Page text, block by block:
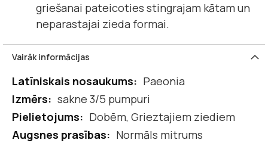
griešanai pateicoties stingrajam kātam un
neparastajai zieda formai.
Vairāk informācijas
Vairāk
informācijas
Paeonia
sakne 3/5 pumpuri
Dobēm, Grieztajiem ziediem
Normāls mitrums